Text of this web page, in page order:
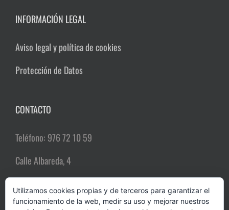
INFORMACIÓN LEGAL
Aviso legal y política de cookies
Protección de Datos
CONTACTO
Teléfono: 976 72 10 59
Calle Albareda, 4
Email:comerciozgz@gmail.com
Utilizamos cookies propias y de terceros para garantizar el
funcionamiento de la web, medir su uso y mejorar nuestros